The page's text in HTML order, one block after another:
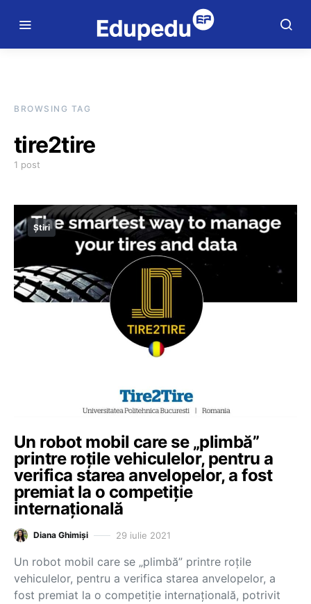
BROWSING TAG
tire2tire
1 post
Știri
Un robot mobil care se „plimbă”
printre roțile vehiculelor, pentru a
verifica starea anvelopelor, a fost
premiat la o competiție
internațională
Diana Ghimiși 29 iulie 2021
Un robot mobil care se „plimbă” printre roțile
vehiculelor, pentru a verifica starea anvelopelor, a
fost premiat la o competiție internațională, potrivit